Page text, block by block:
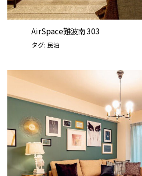
AirSpace難波南 303
タグ: 民泊